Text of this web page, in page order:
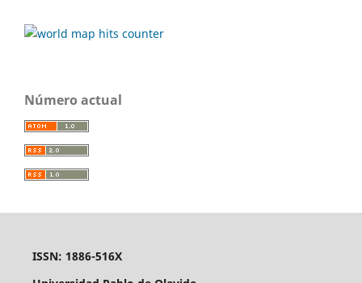
Número actual
ISSN: 1886-516X